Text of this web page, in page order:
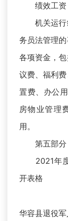
绩效工资：
机关运行
务员法管理
各项资金，
议费、福利
置费、办公
房物业管理
用。
第五部分
2021年度
开表格
华容县退役